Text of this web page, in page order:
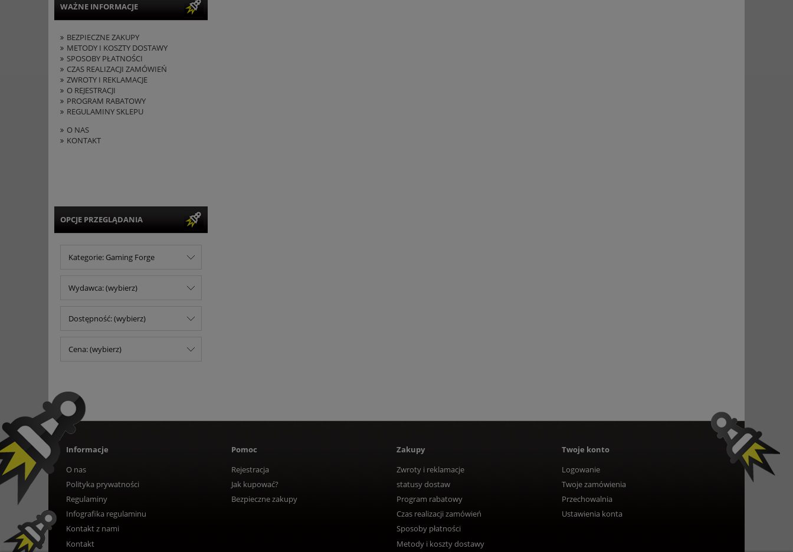
WAŻNE INFORMACJE
BEZPIECZNE ZAKUPY
METODY I KOSZTY DOSTAWY
SPOSOBY PŁATNOŚCI
CZAS REALIZACJI ZAMÓWIEŃ
ZWROTY I REKLAMACJE
O REJESTRACJI
PROGRAM RABATOWY
REGULAMINY SKLEPU
O NAS
KONTAKT
OPCJE PRZEGLĄDANIA
Kategorie: Gaming Forge
Wydawca: (wybierz)
Dostępność: (wybierz)
Cena: (wybierz)
Informacje
O nas
Polityka prywatności
Regulaminy
Infografika regulaminu
Kontakt z nami
Kontakt
Pomoc
Rejestracja
Jak kupować?
Bezpieczne zakupy
Zakupy
Zwroty i reklamacje
statusy dostaw
Program rabatowy
Czas realizacji zamówień
Sposoby płatności
Metody i koszty dostawy
Twoje konto
Logowanie
Twoje zamówienia
Przechowalnia
Ustawienia konta